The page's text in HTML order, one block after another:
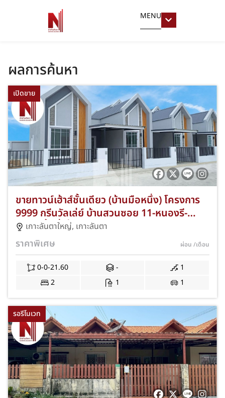
MENU
ผลการค้นหา
เปิดขาย
ขายทาวน์เฮ้าส์ชั้นเดียว (บ้านมือหนึ่ง) โครงการ
9999 กรีนวัลเล่ย์ บ้านสวนซอย 11-หนองรี-
ชลบุรี พื้นที่เริ่มต้น 21.60 ตร.ว. 2 ห้องนอน 1
ห้องน้ำ ที่จอดรถ 1 คัน ทำเลดีเดินทางสะดวก
เชื่อมต่อเมืองชลบุรี ใกล้แหล่งชุมชนและ
ธรรมชาติ ค่าส่วนกลางถูก JS-146
เกาะลันตาใหญ่, เกาะลันตา
ราคาพิเศษ ผ่อน /เดือน
0-0-21.60 -
1
2
1 1
รอรีโนเวท